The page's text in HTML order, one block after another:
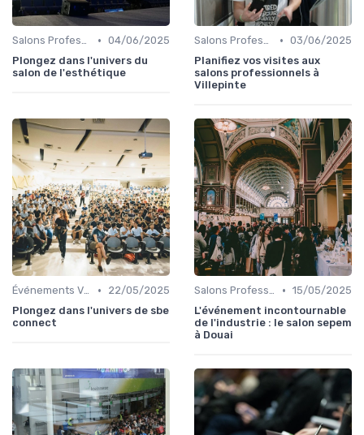
Salons Professionnels et Expositions • 04/06/2025
Plongez dans l'univers du
salon de l'esthétique
Salons Professionnels et Expositions • 03/06/2025
Planifiez vos visites aux
salons professionnels à
Villepinte
Événements Virtuels et Hybrides •
22/05/2025
Plongez dans l'univers de sbe
connect
Salons Professionnels et Expositions • 15/05/2025
L'événement incontournable
de l'industrie : le salon sepem
à Douai